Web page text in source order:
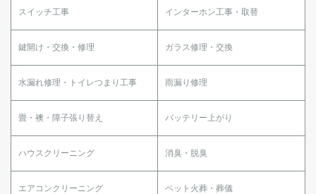
スイッチ工事 インターホン工事・取替
鍵開け・交換・修理 ガラス修理・交換
水漏れ修理・トイレつまり工事 雨漏り修理
畳・襖・障子張り替え バッテリー上がり
ハウスクリーニング 消臭・脱臭
エアコンクリーニング ペット火葬・葬儀